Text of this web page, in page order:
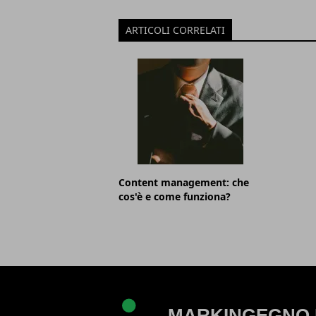
ARTICOLI CORRELATI
Content management: che
cos'è e come funziona?